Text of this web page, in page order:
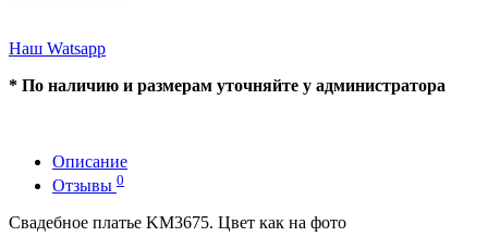
Наш Watsapp
* По наличию и размерам уточняйте у администратора
Описание
Отзывы 0
Свадебное платье KM3675. Цвет как на фото